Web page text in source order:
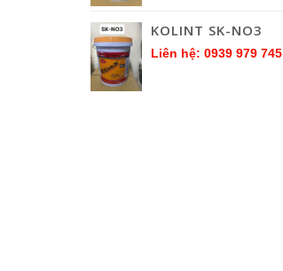
KOLINT SK-NO3
Liên hệ: 0939 979 745